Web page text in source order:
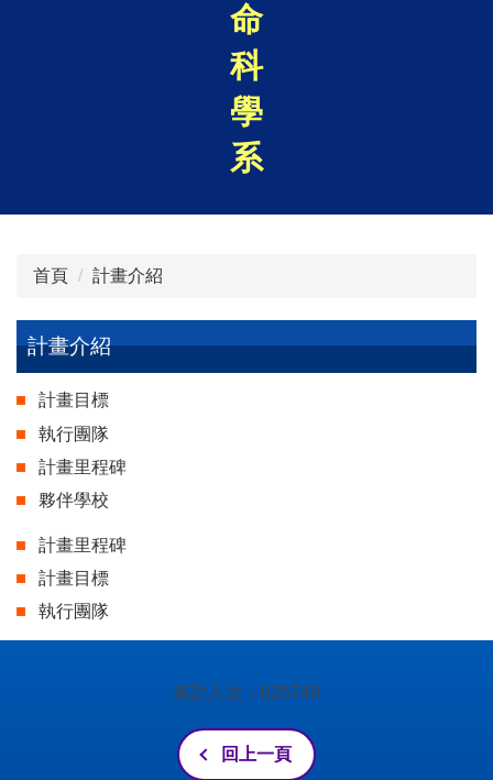
命
科
學
系
首頁 計畫介紹
計畫介紹
計畫目標
執行團隊
計畫里程碑
夥伴學校
計畫里程碑
計畫目標
執行團隊
來訪人次： 025740
回上一頁